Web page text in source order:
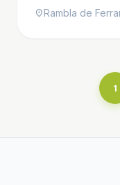
location_onRambla de
1